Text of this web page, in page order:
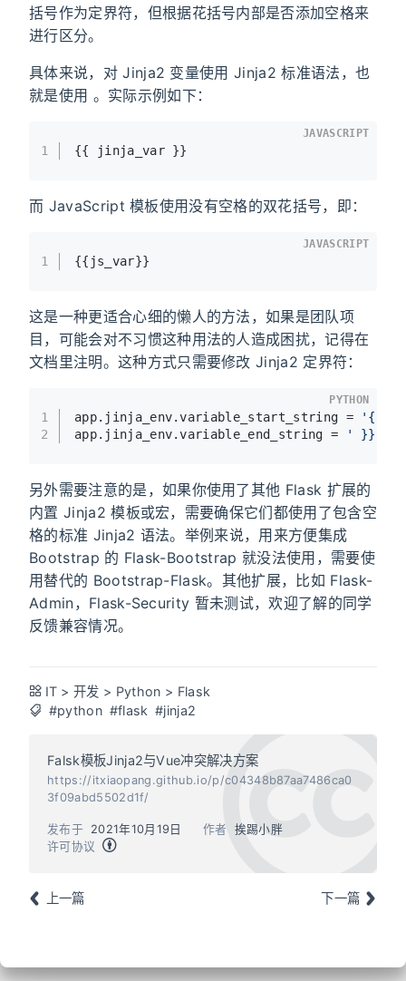
括号作为定界符，但根据花括号内部是否添加空格来
进行区分。
具体来说，对 Jinja2 变量使用 Jinja2 标准语法，也
就是使用 。实际示例如下：
1 {{ jinja_var }}
JAVASCRIPT
而 JavaScript 模板使用没有空格的双花括号，即：
1 {{js_var}}
JAVASCRIPT
这是一种更适合心细的懒人的方法，如果是团队项
目，可能会对不习惯这种用法的人造成困扰，记得在
文档里注明。这种方式只需要修改 Jinja2 定界符：
1
2
app.jinja_env.variable_start_string =
'{{ '
app.jinja_env.variable_end_string =
' }}'
PYTHON
另外需要注意的是，如果你使用了其他 Flask 扩展的
内置 Jinja2 模板或宏，需要确保它们都使用了包含空
格的标准 Jinja2 语法。举例来说，用来方便集成
Bootstrap 的 Flask-Bootstrap 就没法使用，需要使
用替代的 Bootstrap-Flask。其他扩展，比如 Flask-
Admin，Flask-Security 暂未测试，欢迎了解的同学
反馈兼容情况。
IT > 开发 > Python > Flask
#python #flask #jinja2
Falsk模板Jinja2与Vue冲突解决方案
https://itxiaopang.github.io/p/c04348b87aa7486ca0
3f09abd5502d1f/
作者 挨踢小胖
发布于
2021年10月19日
许可协议
上一篇 下一篇